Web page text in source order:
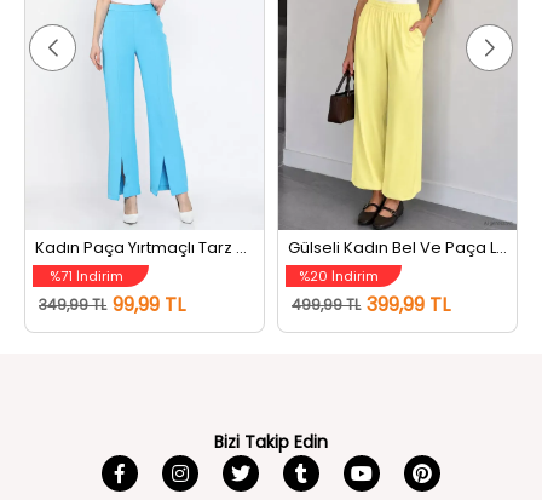
%71 İndirim
349,99 TL 99,99 TL
%20 İndirim
499,99 TL 399,99 TL